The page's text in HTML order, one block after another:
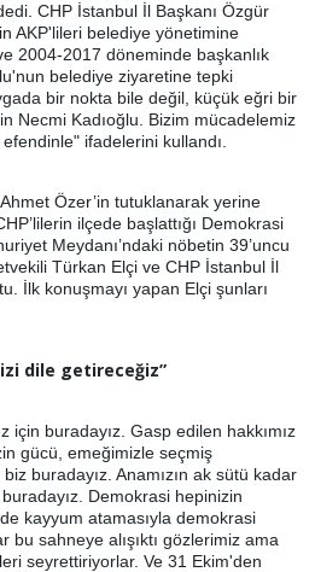
CHP İstanbul İl Başkanı Özgür
AKP'lileri belediye yönetimine
2004-2017 döneminde başkanlık
belediye ziyaretine tepki
bir nokta bile değil, küçük eğri bir
Necmi Kadıoğlu. Bizim mücadelemiz
ifadelerini kullandı.
Özer’in tutuklanarak yerine
ilçede başlattığı Demokrasi
Meydanı’ndaki nöbetin 39’uncu
Türkan Elçi ve CHP İstanbul İl
İlk konuşmayı yapan Elçi şunları
dile getireceğiz”
için buradayız. Gasp edilen hakkımız
gücü, emeğimizle seçmiş
buradayız. Anamızın ak sütü kadar
Demokrasi hepinizin
kayyum atamasıyla demokrasi
bu sahneye alışıktı gözlerimiz ama
seyrettiriyorlar. Ve 31 Ekim'den